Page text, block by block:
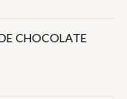
CHOCOLATE